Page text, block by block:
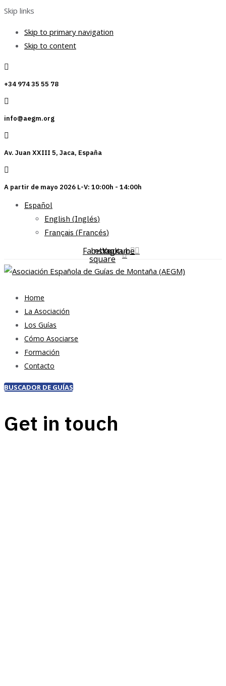
Skip links
Skip to primary navigation
Skip to content
+34 974 35 55 78
info@aegm.org
Av. Juan XXIII 5, Jaca, España
A partir de mayo 2026 L-V: 10:00h - 14:00h
Español
English (Inglés)
Français (Francés)
Facebook-
square
Instagram
Youtube
Home
La Asociación
Los Guías
Cómo Asociarse
Formación
Contacto
BUSCADOR DE GUÍAS
Get in touch